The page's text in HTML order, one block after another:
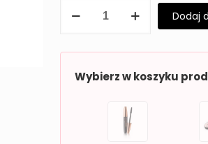
Revers
Dodaj
Wybierz w koszyku